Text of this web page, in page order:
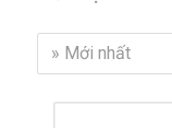
» Mới nhất